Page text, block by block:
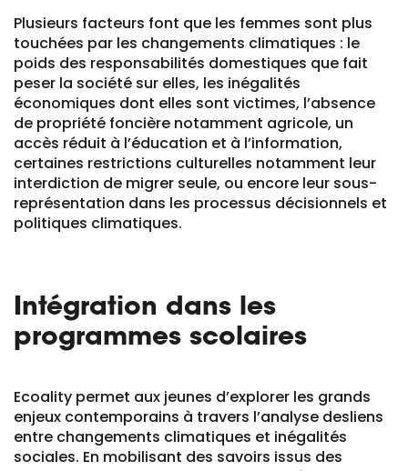
Plusieurs facteurs font que les femmes sont plus
touchées par les changements climatiques : le
poids des responsabilités domestiques que fait
peser la société sur elles, les inégalités
économiques dont elles sont victimes, l’absence
de propriété foncière notamment agricole, un
accès réduit à l’éducation et à l’information,
certaines restrictions culturelles notamment leur
interdiction de migrer seule, ou encore leur sous-
représentation dans les processus décisionnels et
politiques climatiques.
Intégration dans les
programmes scolaires
Ecoality permet aux jeunes d’explorer les grands
enjeux contemporains à travers l’analyse desliens
entre changements climatiques et inégalités
sociales. En mobilisant des savoirs issus des